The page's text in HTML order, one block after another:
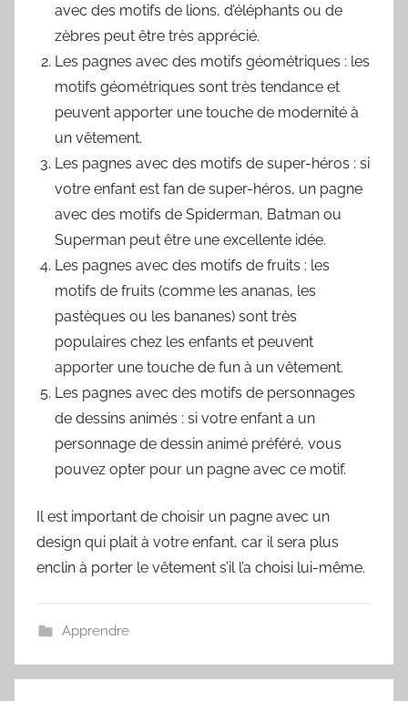
avec des motifs de lions, d’éléphants ou de
zèbres peut être très apprécié.
Les pagnes avec des motifs géométriques : les
motifs géométriques sont très tendance et
peuvent apporter une touche de modernité à
un vêtement.
Les pagnes avec des motifs de super-héros : si
votre enfant est fan de super-héros, un pagne
avec des motifs de Spiderman, Batman ou
Superman peut être une excellente idée.
Les pagnes avec des motifs de fruits : les
motifs de fruits (comme les ananas, les
pastèques ou les bananes) sont très
populaires chez les enfants et peuvent
apporter une touche de fun à un vêtement.
Les pagnes avec des motifs de personnages
de dessins animés : si votre enfant a un
personnage de dessin animé préféré, vous
pouvez opter pour un pagne avec ce motif.
Il est important de choisir un pagne avec un
design qui plait à votre enfant, car il sera plus
enclin à porter le vêtement s’il l’a choisi lui-même.
Apprendre